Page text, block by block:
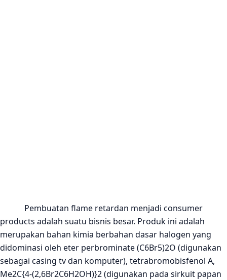
Pembuatan flame retardan menjadi consumer
products adalah suatu bisnis besar. Produk ini adalah
merupakan bahan kimia berbahan dasar halogen yang
didominasi oleh eter perbrominate (C6Br5)2O (digunakan
sebagai casing tv dan komputer), tetrabromobisfenol A,
Me2C{4-(2,6Br2C6H2OH)}2 (digunakan pada sirkuit papan